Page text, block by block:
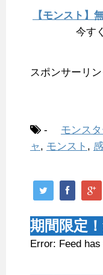
【モンスト】
今す
スポンサーリン
- モンス
ャ, モンスト ,
期間限定
Error: Feed